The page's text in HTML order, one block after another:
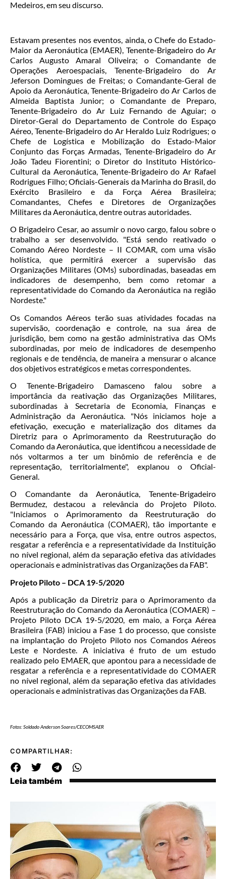
Medeiros, em seu discurso.
Estavam presentes nos eventos, ainda, o Chefe do Estado-
Maior da Aeronáutica (EMAER), Tenente-Brigadeiro do Ar
Carlos Augusto Amaral Oliveira; o Comandante de
Operações Aeroespaciais, Tenente-Brigadeiro do Ar
Jeferson Domingues de Freitas; o Comandante-Geral de
Apoio da Aeronáutica, Tenente-Brigadeiro do Ar Carlos de
Almeida Baptista Junior; o Comandante de Preparo,
Tenente-Brigadeiro do Ar Luiz Fernando de Aguiar; o
Diretor-Geral do Departamento de Controle do Espaço
Aéreo, Tenente-Brigadeiro do Ar Heraldo Luiz Rodrigues; o
Chefe de Logística e Mobilização do Estado-Maior
Conjunto das Forças Armadas, Tenente-Brigadeiro do Ar
João Tadeu Fiorentini; o Diretor do Instituto Histórico-
Cultural da Aeronáutica, Tenente-Brigadeiro do Ar Rafael
Rodrigues Filho; Oficiais-Generais da Marinha do Brasil, do
Exército Brasileiro e da Força Aérea Brasileira;
Comandantes, Chefes e Diretores de Organizações
Militares da Aeronáutica, dentre outras autoridades.
O Brigadeiro Cesar, ao assumir o novo cargo, falou sobre o
trabalho a ser desenvolvido. "Está sendo reativado o
Comando Aéreo Nordeste – II COMAR, com uma visão
holística, que permitirá exercer a supervisão das
Organizações Militares (OMs) subordinadas, baseadas em
indicadores de desempenho, bem como retomar a
representatividade do Comando da Aeronáutica na região
Nordeste."
Os Comandos Aéreos terão suas atividades focadas na
supervisão, coordenação e controle, na sua área de
jurisdição, bem como na gestão administrativa das OMs
subordinadas, por meio de indicadores de desempenho
regionais e de tendência, de maneira a mensurar o alcance
dos objetivos estratégicos e metas correspondentes.
O Tenente-Brigadeiro Damasceno falou sobre a
importância da reativação das Organizações Militares,
subordinadas à Secretaria de Economia, Finanças e
Administração da Aeronáutica. "Nós iniciamos hoje a
efetivação, execução e materialização dos ditames da
Diretriz para o Aprimoramento da Reestruturação do
Comando da Aeronáutica, que identificou a necessidade de
nós voltarmos a ter um binômio de referência e de
representação, territorialmente", explanou o Oficial-
General.
O Comandante da Aeronáutica, Tenente-Brigadeiro
Bermudez, destacou a relevância do Projeto Piloto.
"Iniciamos o Aprimoramento da Reestruturação do
Comando da Aeronáutica (COMAER), tão importante e
necessário para a Força, que visa, entre outros aspectos,
resgatar a referência e a representatividade da Instituição
no nível regional, além da separação efetiva das atividades
operacionais e administrativas das Organizações da FAB".
Projeto Piloto – DCA 19-5/2020
Após a publicação da Diretriz para o Aprimoramento da
Reestruturação do Comando da Aeronáutica (COMAER) –
Projeto Piloto DCA 19-5/2020, em maio, a Força Aérea
Brasileira (FAB) iniciou a Fase 1 do processo, que consiste
na implantação do Projeto Piloto nos Comandos Aéreos
Leste e Nordeste. A iniciativa é fruto de um estudo
realizado pelo EMAER, que apontou para a necessidade de
resgatar a referência e a representatividade do COMAER
no nível regional, além da separação efetiva das atividades
operacionais e administrativas das Organizações da FAB.
Fotos: Soldado Anderson Soares/CECOMSAER
COMPARTILHAR:
Leia também